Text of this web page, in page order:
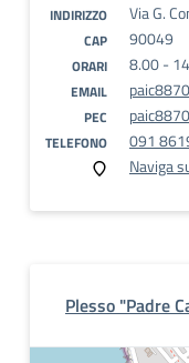
INDIRIZZO Via G.
CAP 90049
ORARI 8.00 -
EMAIL
PEC
TELEFONO
091
Naviga
Plesso "Padre